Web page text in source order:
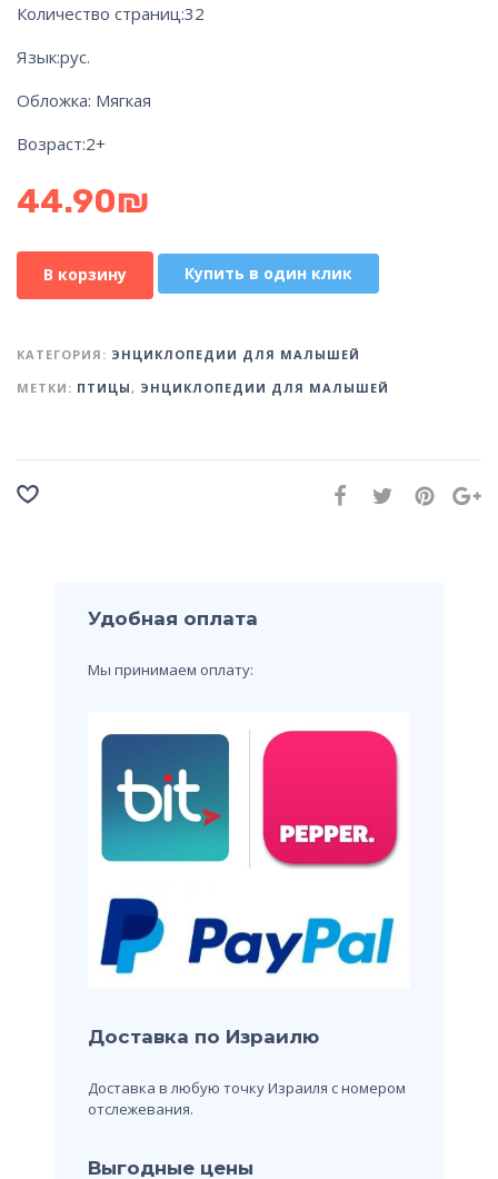
Количество страниц:32
Язык:рус.
Обложка: Мягкая
Возраст:2+
44.90₪
В корзину Купить в один клик
КАТЕГОРИЯ: ЭНЦИКЛОПЕДИИ ДЛЯ МАЛЫШЕЙ
МЕТКИ: ПТИЦЫ , ЭНЦИКЛОПЕДИИ ДЛЯ МАЛЫШЕЙ
Удобная оплата
Мы принимаем оплату:
Доставка по Израилю
Доставка в любую точку Израиля с номером
отслежевания.
Выгодные цены